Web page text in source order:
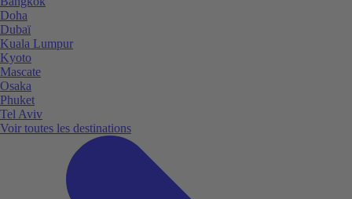
Doha
Dubaï
Kuala Lumpur
Kyoto
Mascate
Osaka
Phuket
Tel Aviv
Voir toutes les destinations